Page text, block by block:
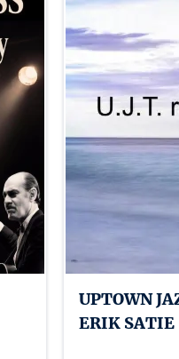
UPTOWN
ERIK SATIE